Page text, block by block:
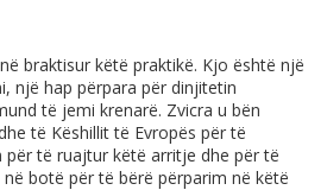
braktisur këtë praktikë. Kjo është një
një hap përpara për dinjitetin
të jemi krenarë. Zvicra u bën
të Këshillit të Evropës për të
për të ruajtur këtë arritje dhe për të
botë për të bërë përparim në këtë